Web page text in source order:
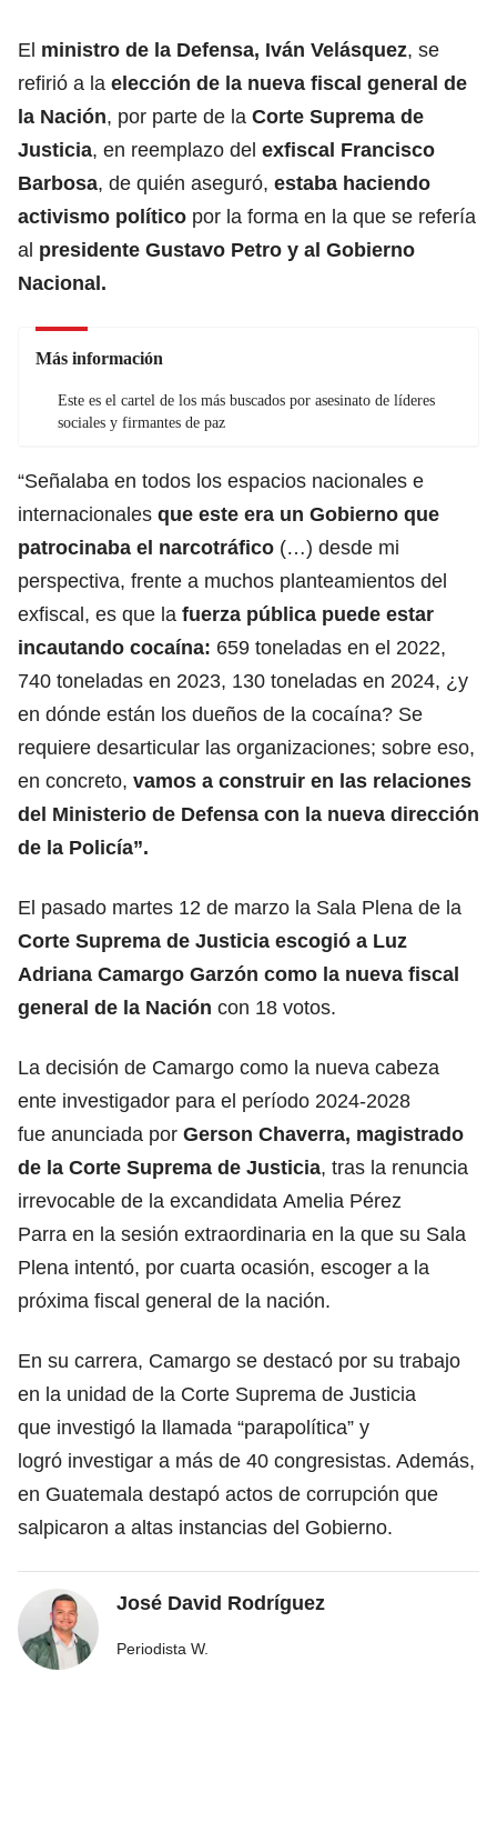
El ministro de la Defensa, Iván Velásquez, se
refirió a la elección de la nueva fiscal general de
la Nación, por parte de la Corte Suprema de
Justicia, en reemplazo del exfiscal Francisco
Barbosa, de quién aseguró, estaba haciendo
activismo político por la forma en la que se refería
al presidente Gustavo Petro y al Gobierno
Nacional.
Más información
Este es el cartel de los más buscados por asesinato de líderes
sociales y firmantes de paz
“Señalaba en todos los espacios nacionales e
internacionales que este era un Gobierno que
patrocinaba el narcotráfico (…) desde mi
perspectiva, frente a muchos planteamientos del
exfiscal, es que la fuerza pública puede estar
incautando cocaína: 659 toneladas en el 2022,
740 toneladas en 2023, 130 toneladas en 2024, ¿y
en dónde están los dueños de la cocaína? Se
requiere desarticular las organizaciones; sobre eso,
en concreto, vamos a construir en las relaciones
del Ministerio de Defensa con la nueva dirección
de la Policía”.
El pasado martes 12 de marzo la Sala Plena de la
Corte Suprema de Justicia escogió a Luz
Adriana Camargo Garzón como la nueva fiscal
general de la Nación con 18 votos.
La decisión de Camargo como la nueva cabeza
ente investigador para el período 2024-2028
fue anunciada por Gerson Chaverra, magistrado
de la Corte Suprema de Justicia, tras la renuncia
irrevocable de la excandidata Amelia Pérez
Parra en la sesión extraordinaria en la que su Sala
Plena intentó, por cuarta ocasión, escoger a la
próxima fiscal general de la nación.
En su carrera, Camargo se destacó por su trabajo
en la unidad de la Corte Suprema de Justicia
que investigó la llamada “parapolítica” y
logró investigar a más de 40 congresistas. Además,
en Guatemala destapó actos de corrupción que
salpicaron a altas instancias del Gobierno.
José David Rodríguez
Periodista W.